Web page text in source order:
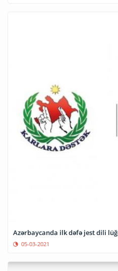
Azərbaycanda ilk dəfə jest dili
05-03-2021